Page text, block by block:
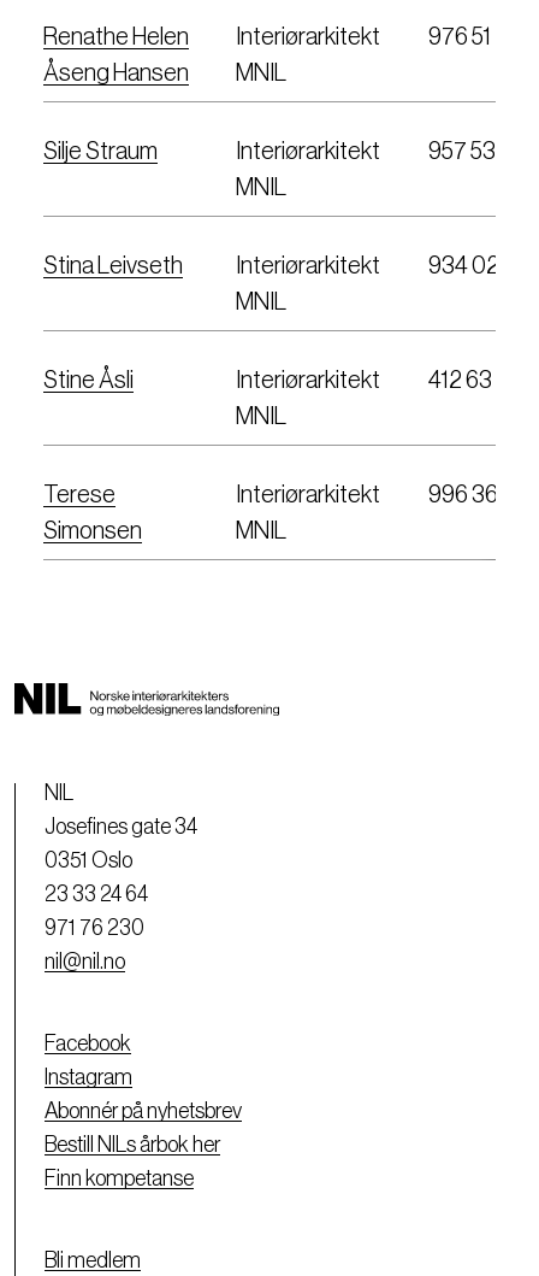
Renathe Helen
Åseng Hansen
Interiørarkitekt
MNIL
976 51 739
Silje Straum
Interiørarkitekt
MNIL
957 53 144
Stina Leivseth
Interiørarkitekt
MNIL
934 02 251
Stine Åsli
Interiørarkitekt
MNIL
412 63 047
Terese
Simonsen
Interiørarkitekt
MNIL
996 36
NIL
Josefines gate 34
0351 Oslo
23 33 24 64
971 76 230
nil@nil.no
Facebook
Instagram
Abonnér på nyhetsbrev
Bestill NILs årbok her
Finn kompetanse
Bli medlem